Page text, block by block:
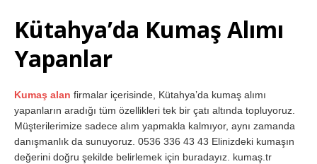
Kütahya’da Kumaş Alımı
Yapanlar
Kumaş alan firmalar içerisinde, Kütahya’da kumaş alımı
yapanların aradığı tüm özellikleri tek bir çatı altında topluyoruz.
Müşterilerimize sadece alım yapmakla kalmıyor, aynı zamanda
danışmanlık da sunuyoruz. 0536 336 43 43 Elinizdeki kumaşın
değerini doğru şekilde belirlemek için buradayız. kumaş.tr